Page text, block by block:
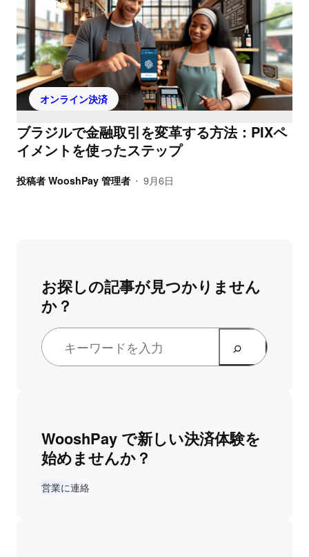
オンライン決済
ブラジルで金融取引を変革する方法：PIXペ
イメントを使ったステップ
投稿者 WooshPay 管理者 • 9月6日
お探しの記事が見つかりません
か？
WooshPay で新しい決済体験を
始めませんか？
営業に連絡